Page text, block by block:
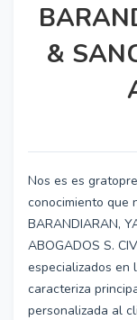
&
Nos es es
conocimiento que
BARANDIARAN,
ABOGADOS S.
especializados en
caracteriza
personalizada al